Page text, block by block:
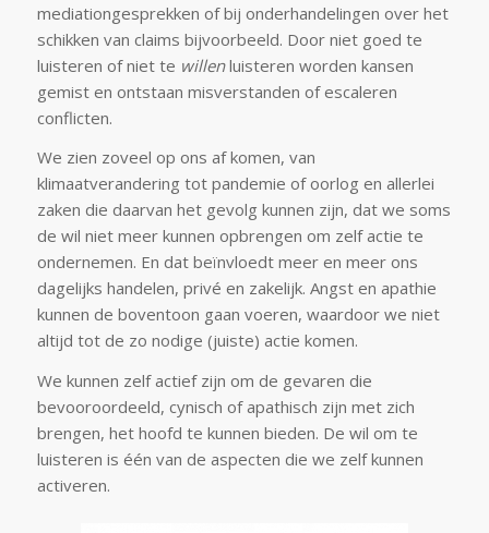
mediationgesprekken of bij onderhandelingen over het
schikken van claims bijvoorbeeld. Door niet goed te
luisteren of niet te willenluisteren worden kansen
gemist en ontstaan misverstanden of escaleren
conflicten.
We zien zoveel op ons af komen, van
klimaatverandering tot pandemie of oorlog en allerlei
zaken die daarvan het gevolg kunnen zijn, dat we soms
de wil niet meer kunnen opbrengen om zelf actie te
ondernemen. En dat beïnvloedt meer en meer ons
dagelijks handelen, privé en zakelijk. Angst en apathie
kunnen de boventoon gaan voeren, waardoor we niet
altijd tot de zo nodige (juiste) actie komen.
We kunnen zelf actief zijn om de gevaren die
bevooroordeeld, cynisch of apathisch zijn met zich
brengen, het hoofd te kunnen bieden. De wil om te
luisteren is één van de aspecten die we zelf kunnen
activeren.